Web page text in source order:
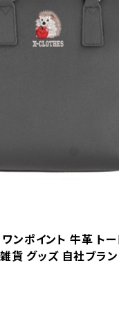
ンポイント 牛革 ト
貨 グッズ 自社ブラ